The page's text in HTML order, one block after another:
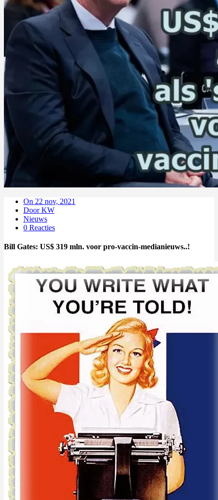
On 22 nov, 2021
Door KW
Nieuws
0 Reacties
Bill Gates: US$ 319 mln. voor pro-vaccin-medianieuws..!